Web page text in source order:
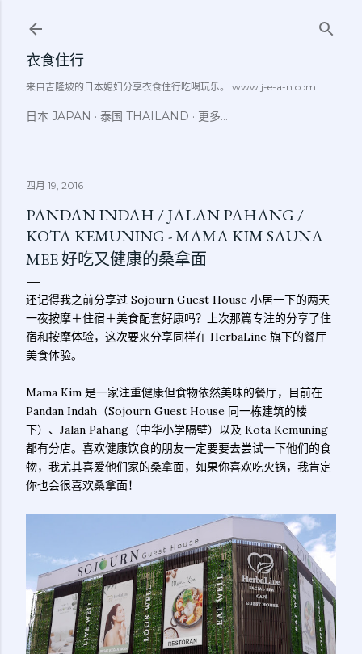
衣食住行
来自吉隆坡的日本媳妇分享衣食住行吃喝玩乐。 www.j-e-a-n.com
日本 JAPAN 泰国 THAILAND 更多…
四月 19, 2016
PANDAN INDAH / JALAN PAHANG /
KOTA KEMUNING - MAMA KIM SAUNA
MEE 好吃又健康的桑拿面
还记得我之前分享过 Sojourn Guest House 小居一下的两天
一夜按摩＋住宿＋美食配套好康吗？上次那篇专注的分享了住
宿和按摩体验，这次要来分享同样在 HerbaLine 旗下的餐厅
美食体验。
Mama Kim 是一家注重健康但食物依然美味的餐厅，目前在
Pandan Indah（Sojourn Guest House 同一栋建筑的楼
下）、Jalan Pahang（中华小学隔壁）以及 Kota Kemuning
都有分店。喜欢健康饮食的朋友一定要要去尝试一下他们的食
物，我尤其喜爱他们家的桑拿面，如果你喜欢吃火锅，我肯定
你也会很喜欢桑拿面！